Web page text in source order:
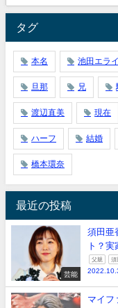
タグ
本名 池田エラ
旦那 兄
渡辺直美 現在
ハーフ 結婚
橋本環奈
最近の投稿
芸能
須田亜
ト？実
父親 須
マイフ